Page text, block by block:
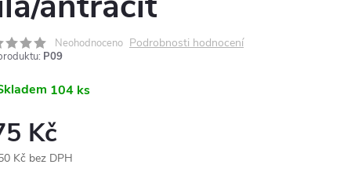
Neohodnoceno Podrobnosti hodnocení
P09
104 ks
Kč
Kč bez DPH